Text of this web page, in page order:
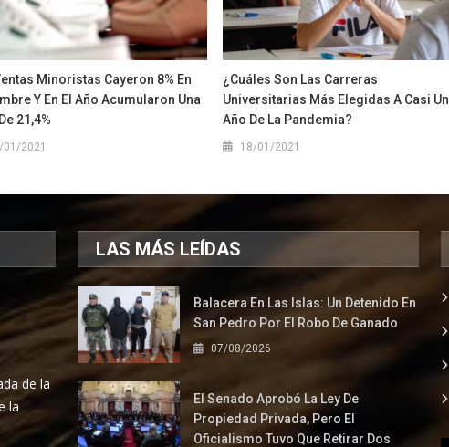
Minoristas Cayeron 8% En
Y En El Año Acumularon Una
21,4%
01/2021
¿Cuáles Son Las Carreras
Universitarias Más Elegidas A Casi Un
Año De La Pandemia?
18/01/2021
de la
la
LAS MÁS LEÍDAS
Balacera En Las Islas: Un Detenido En
San Pedro Por El Robo De Ganado
07/08/2026
El Senado Aprobó La Ley De
Propiedad Privada, Pero El
Oficialismo Tuvo Que Retirar Dos